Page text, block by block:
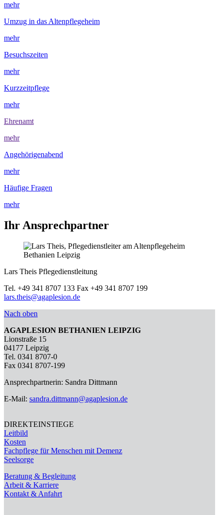
mehr
Umzug in das Altenpflegeheim
mehr
Besuchszeiten
mehr
Kurzzeitpflege
mehr
Ehrenamt
mehr
Angehörigenabend
mehr
Häufige Fragen
mehr
Ihr Ansprechpartner
Lars Theis Pflegedienstleitung
Tel. +49 341 8707 133 Fax +49 341 8707 199
lars.theis@agaplesion.de
Nach oben
AGAPLESION BETHANIEN LEIPZIG
Lionstraße 15
04177 Leipzig
Tel. 0341 8707-0
Fax 0341 8707-199
Ansprechpartnerin: Sandra Dittmann
E-Mail: sandra.dittmann@agaplesion.de
DIREKTEINSTIEGE
Leitbild
Kosten
Fachpflege für Menschen mit Demenz
Seelsorge
Beratung & Begleitung
Arbeit & Karriere
Kontakt & Anfahrt